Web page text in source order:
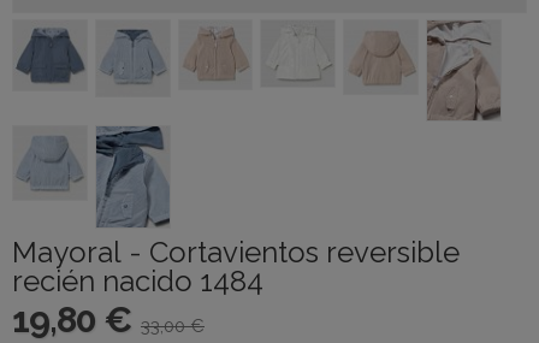
Mayoral - Cortavientos reversible
recién nacido 1484
19,80 € 33,00 €